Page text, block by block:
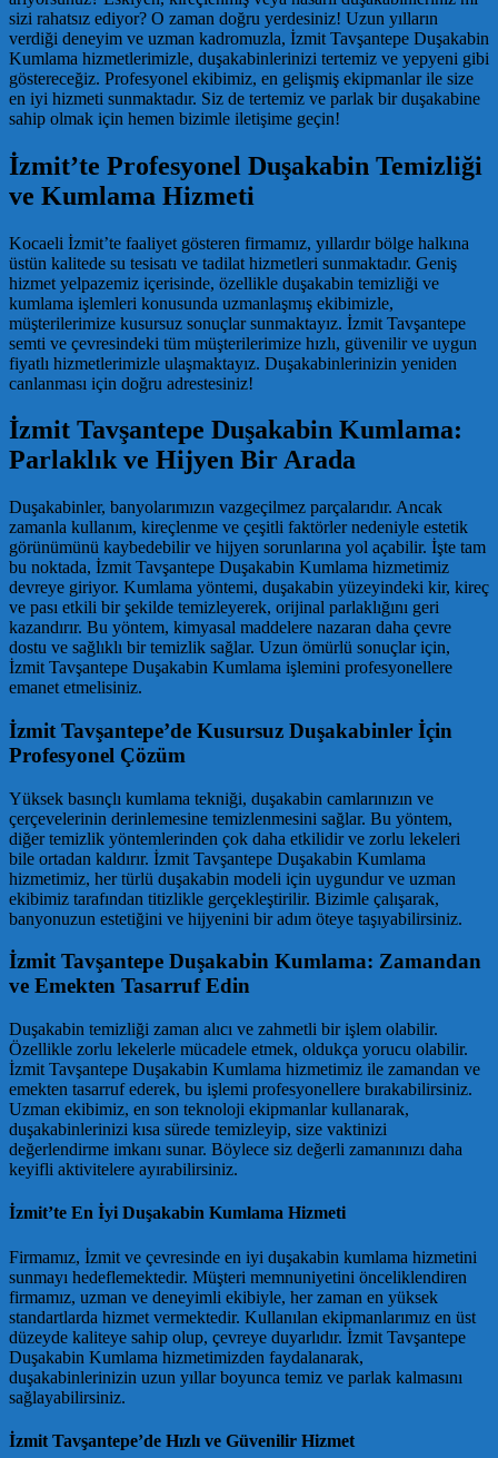
sizi rahatsız ediyor? O zaman doğru yerdesiniz! Uzun yılların
verdiği deneyim ve uzman kadromuzla, İzmit Tavşantepe Duşakabin
Kumlama hizmetlerimizle, duşakabinlerinizi tertemiz ve yepyeni gibi
göstereceğiz. Profesyonel ekibimiz, en gelişmiş ekipmanlar ile size
en iyi hizmeti sunmaktadır. Siz de tertemiz ve parlak bir duşakabine
sahip olmak için hemen bizimle iletişime geçin!
İzmit’te Profesyonel Duşakabin Temizliği
ve Kumlama Hizmeti
Kocaeli İzmit’te faaliyet gösteren firmamız, yıllardır bölge halkına
üstün kalitede su tesisatı ve tadilat hizmetleri sunmaktadır. Geniş
hizmet yelpazemiz içerisinde, özellikle duşakabin temizliği ve
kumlama işlemleri konusunda uzmanlaşmış ekibimizle,
müşterilerimize kusursuz sonuçlar sunmaktayız. İzmit Tavşantepe
semti ve çevresindeki tüm müşterilerimize hızlı, güvenilir ve uygun
fiyatlı hizmetlerimizle ulaşmaktayız. Duşakabinlerinizin yeniden
canlanması için doğru adrestesiniz!
İzmit Tavşantepe Duşakabin Kumlama:
Parlaklık ve Hijyen Bir Arada
Duşakabinler, banyolarımızın vazgeçilmez parçalarıdır. Ancak
zamanla kullanım, kireçlenme ve çeşitli faktörler nedeniyle estetik
görünümünü kaybedebilir ve hijyen sorunlarına yol açabilir. İşte tam
bu noktada, İzmit Tavşantepe Duşakabin Kumlama hizmetimiz
devreye giriyor. Kumlama yöntemi, duşakabin yüzeyindeki kir, kireç
ve pası etkili bir şekilde temizleyerek, orijinal parlaklığını geri
kazandırır. Bu yöntem, kimyasal maddelere nazaran daha çevre
dostu ve sağlıklı bir temizlik sağlar. Uzun ömürlü sonuçlar için,
İzmit Tavşantepe Duşakabin Kumlama işlemini profesyonellere
emanet etmelisiniz.
İzmit Tavşantepe’de Kusursuz Duşakabinler İçin
Profesyonel Çözüm
Yüksek basınçlı kumlama tekniği, duşakabin camlarınızın ve
çerçevelerinin derinlemesine temizlenmesini sağlar. Bu yöntem,
diğer temizlik yöntemlerinden çok daha etkilidir ve zorlu lekeleri
bile ortadan kaldırır. İzmit Tavşantepe Duşakabin Kumlama
hizmetimiz, her türlü duşakabin modeli için uygundur ve uzman
ekibimiz tarafından titizlikle gerçekleştirilir. Bizimle çalışarak,
banyonuzun estetiğini ve hijyenini bir adım öteye taşıyabilirsiniz.
İzmit Tavşantepe Duşakabin Kumlama: Zamandan
ve Emekten Tasarruf Edin
Duşakabin temizliği zaman alıcı ve zahmetli bir işlem olabilir.
Özellikle zorlu lekelerle mücadele etmek, oldukça yorucu olabilir.
İzmit Tavşantepe Duşakabin Kumlama hizmetimiz ile zamandan ve
emekten tasarruf ederek, bu işlemi profesyonellere bırakabilirsiniz.
Uzman ekibimiz, en son teknoloji ekipmanlar kullanarak,
duşakabinlerinizi kısa sürede temizleyip, size vaktinizi
değerlendirme imkanı sunar. Böylece siz değerli zamanınızı daha
keyifli aktivitelere ayırabilirsiniz.
İzmit’te En İyi Duşakabin Kumlama Hizmeti
Firmamız, İzmit ve çevresinde en iyi duşakabin kumlama hizmetini
sunmayı hedeflemektedir. Müşteri memnuniyetini önceliklendiren
firmamız, uzman ve deneyimli ekibiyle, her zaman en yüksek
standartlarda hizmet vermektedir. Kullanılan ekipmanlarımız en üst
düzeyde kaliteye sahip olup, çevreye duyarlıdır. İzmit Tavşantepe
Duşakabin Kumlama hizmetimizden faydalanarak,
duşakabinlerinizin uzun yıllar boyunca temiz ve parlak kalmasını
sağlayabilirsiniz.
İzmit Tavşantepe’de Hızlı ve Güvenilir Hizmet